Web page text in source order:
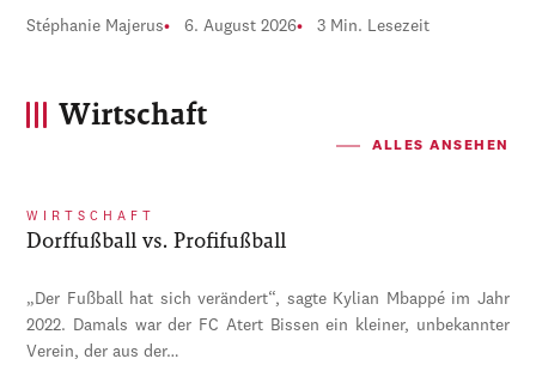
Stéphanie Majerus 6. August 2026 3 Min. Lesezeit
Wirtschaft
ALLES ANSEHEN
WIRTSCHAFT
Dorffußball vs. Profifußball
„Der Fußball hat sich verändert“, sagte Kylian Mbappé im Jahr
2022. Damals war der FC Atert Bissen ein kleiner, unbekannter
Verein, der aus der…